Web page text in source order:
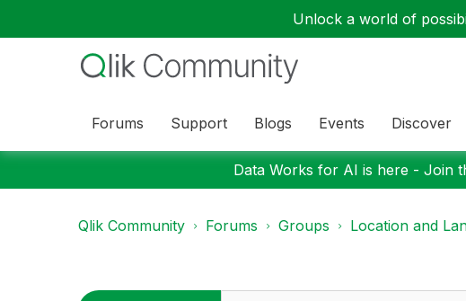
Unlock a world of
Forums Support Blogs Events Discover
Data Works for AI is here - Join
Qlik Community Forums Groups Location and